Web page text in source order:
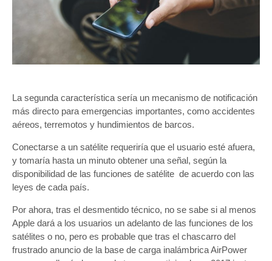
La segunda característica sería un mecanismo de notificación
más directo para emergencias importantes, como accidentes
aéreos, terremotos y hundimientos de barcos.
Conectarse a un satélite requeriría que el usuario esté afuera,
y tomaría hasta un minuto obtener una señal, según la
disponibilidad de las funciones de satélite de acuerdo con las
leyes de cada país.
Por ahora, tras el desmentido técnico, no se sabe si al menos
Apple dará a los usuarios un adelanto de las funciones de los
satélites o no, pero es probable que tras el chascarro del
frustrado anuncio de la base de carga inalámbrica AirPower